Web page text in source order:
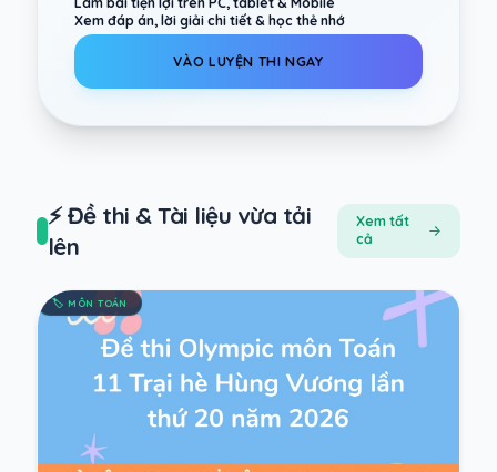
Xem đáp án, lời giải chi tiết & học thẻ nhớ
VÀO LUYỆN THI NGAY
⚡ Đề thi & Tài liệu vừa tải
lên
Xem tất
cả
🏷️ MÔN TOÁN